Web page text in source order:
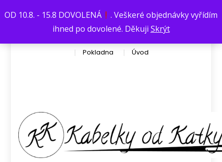
OD 10.8. - 15.8 DOVOLENÁ
. Veškeré objednávky vyřídím
ihned po dovolené. Děkuji Skrýt
Obchod
Pokladna
Úvod